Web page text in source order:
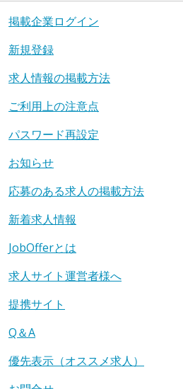
掲載企業ログイン
新規登録
求人情報の掲載方法
ご利用上の注意点
パスワード再設定
お知らせ
応募のある求人の掲載方法
新着求人情報
JobOfferとは
求人サイト運営者様へ
提携サイト
Q＆A
優先表示（オススメ求人）